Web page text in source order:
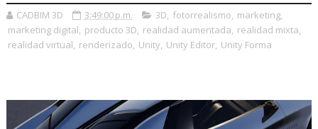
CADBIM 3D 3:49:00 p.m. 3D, fotorrealismo, marketing,
marketing digital, producto 3D, realidad aumentada, realidad mixta,
realidad virtual, renderizado, Unity, Unity Editor, Unity Forma